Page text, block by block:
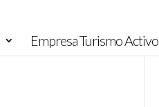
Empresa Turismo Activo